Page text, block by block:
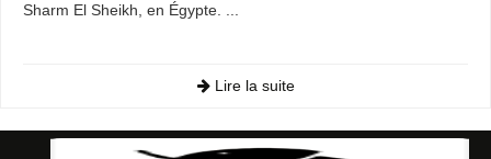
Sharm El Sheikh, en Égypte. ...
Lire la suite